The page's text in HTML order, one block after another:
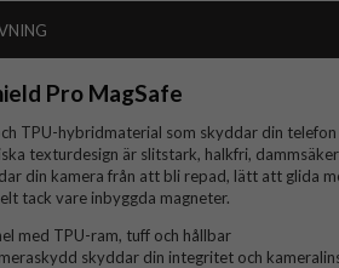
Pro MagSafe
TPU-hybridmaterial som skyddar din
texturdesign är slitstark, halkfri,
din kamera från att bli repad, lätt att glida
tack vare inbyggda magneter.
med TPU-ram, tuff och hållbar
skyddar din integritet och